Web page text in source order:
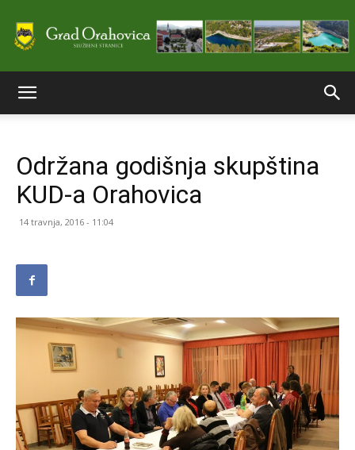
stranice
Održana godišnja skupština
KUD-a Orahovica
14 travnja, 2016 - 11:04